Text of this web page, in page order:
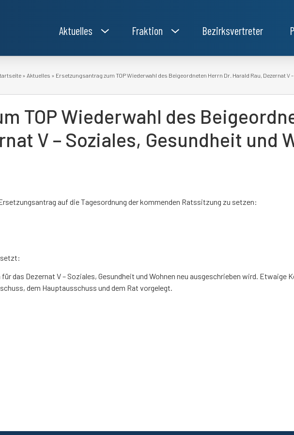
Aktuelles Fraktion Bezirksvertreter
» Aktuelles » Ersetzungsantrag zum TOP Wiederwahl des Beigeordneten Herrn Dr. Harald Rau, Dezernat V
TOP Wiederwahl des
V – Soziales, Gesundheit und
auf die Tagesordnung der kommenden Ratssitzung zu setzen:
das Dezernat V – Soziales, Gesundheit und Wohnen neu ausgeschrieben wird. Etwaige
dem Hauptausschuss und dem Rat vorgelegt.